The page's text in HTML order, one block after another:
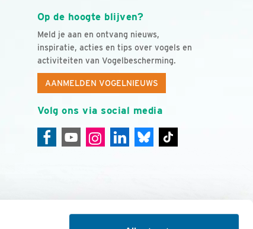
Op de hoogte blijven?
Meld je aan en ontvang nieuws,
inspiratie, acties en tips over vogels en
activiteiten van Vogelbescherming.
AANMELDEN VOGELNIEUWS
Volg ons via social media